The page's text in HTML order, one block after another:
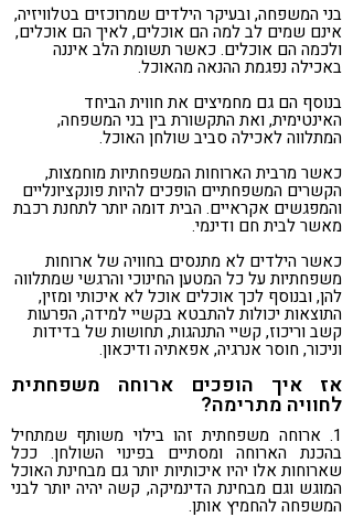
בני המשפחה, ובעיקר הילדים שמרוכזים בטלוויזיה,
אינם שמים לב למה הם אוכלים, לאיך הם אוכלים,
ולכמה הם אוכלים. כאשר תשומת הלב איננה
באכילה נפגמת ההנאה מהאוכל.
בנוסף הם גם מחמיצים את חווית הביחד
האינטימית, ואת התקשורת בין בני המשפחה,
המתלווה לאכילה סביב שולחן האוכל.
כאשר מרבית הארוחות המשפחתיות מוחמצות,
הקשרים המשפחתיים הופכים להיות פונקציונליים
והמפגשים אקראיים. הבית דומה יותר לתחנת רכבת
מאשר לבית חם ודינמי.
כאשר הילדים לא מתנסים בחוויה של ארוחות
משפחתיות על כל המטען החינוכי והרגשי שמתלווה
להן, ובנוסף לכך אוכלים אוכל לא איכותי ומזין,
התוצאות יכולות להתבטא בקשיי למידה, הפרעות
קשב וריכוז, קשיי התנהגות, תחושות של בדידות
וניכור, חוסר אנרגיה, אפאתיה ודיכאון.
אז איך הופכים ארוחה משפחתית
לחוויה מתרימה?
1. ארוחה משפחתית זהו בילוי משותף שמתחיל
בהכנת הארוחה ומסתיים בפינוי השולחן. ככל
שארוחות אלו יהיו איכותיות יותר גם מבחינת האוכל
המוגש וגם מבחינת הדינמיקה, קשה יהיה יותר לבני
המשפחה להחמיץ אותן.